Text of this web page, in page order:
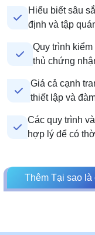
Hiểu biết sâu
định và tập
Quy trình
thủ chứng
Giá cả cạnh
thiết lập và
Các quy trình
hợp lý để có
Thêm Tại sao là